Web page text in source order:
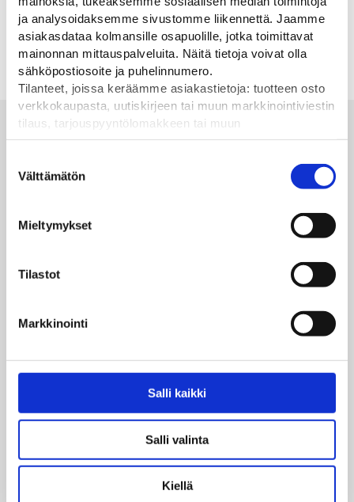
ja analysoidaksemme sivustomme liikennettä. Jaamme
asiakasdataa kolmansille osapuolille, jotka toimittavat
mainonnan mittauspalveluita. Näitä tietoja voivat olla
sähköpostiosoite ja puhelinnumero.
Tilanteet, joissa keräämme asiakastietoja: tuotteen osto
verkkokaupasta, uutiskirjeen tai muun markkinointiviestin
tilaus, tarjouspyyntölomakkeen tai muun
yhteydenottolomakkeen lähettäminen, käyttäjätilin
pyydetään erillinen suostumus tiedon käyttämiseen
markkinoinnissa. Hyväksymällä mainontaevästeet,
mainonnan mittaamista varten.
valinta
Välttämätön
Mieltymykset
Tilastot
Markkinointi
Salli kaikki
Salli valinta
Kiellä
Liikennemerkkien,
nopeusnäyttöjen tai peilien
seinäkiinnitykseen.
41,00€
Alan parhaat merkit